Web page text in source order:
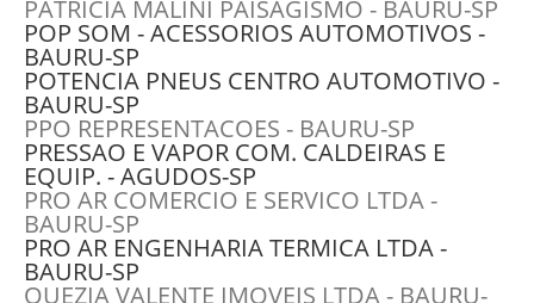
PATRICIA MALINI PAISAGISMO - BAURU-SP
POP SOM - ACESSORIOS AUTOMOTIVOS -
BAURU-SP
POTENCIA PNEUS CENTRO AUTOMOTIVO -
BAURU-SP
PPO REPRESENTACOES - BAURU-SP
PRESSAO E VAPOR COM. CALDEIRAS E
EQUIP. - AGUDOS-SP
PRO AR COMERCIO E SERVICO LTDA -
BAURU-SP
PRO AR ENGENHARIA TERMICA LTDA -
BAURU-SP
QUEZIA VALENTE IMOVEIS LTDA - BAURU-